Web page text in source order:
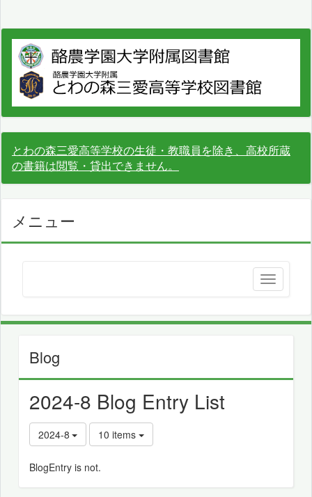
とわの森三愛高等学校の生徒・教職員を除き、高校所蔵
の書籍は閲覧・貸出できません。
メニュー
Blog
2024-8 Blog Entry List
2024-8 10 items
BlogEntry is not.